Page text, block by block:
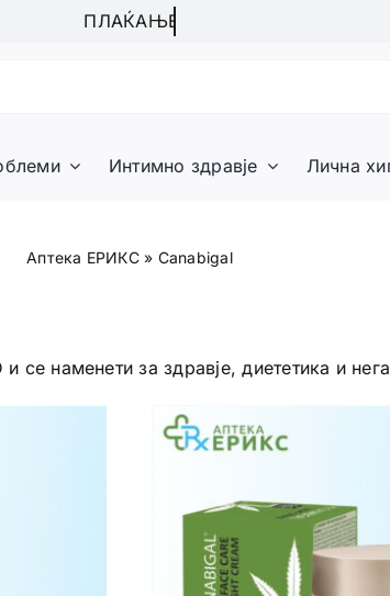
Интимно здравје Лична
Аптека ЕРИКС» Canabigal
се наменети за здравје, диететика и